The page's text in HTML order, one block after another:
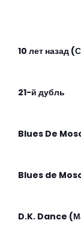
10 лет назад
21-й дубль
Blues De
Blues de
D.K. Dance